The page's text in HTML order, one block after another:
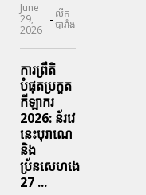
June
29,
2026
- លីក
បារាំង
ការព្រឹតិ
បំផុតប្រកួត
កីឡាករ
2026: ន័រវេ
នេះបុរាណេ
និង
ប្រ័នសេហងេ
27 ...